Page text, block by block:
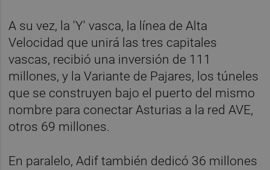
A su vez, la 'Y' vasca, la línea de Alta
Velocidad que unirá las tres capitales
vascas, recibió una inversión de 111
millones, y la Variante de Pajares, los túneles
que se construyen bajo el puerto del mismo
nombre para conectar Asturias a la red AVE,
otros 69 millones.
En paralelo, Adif también dedicó 36 millones